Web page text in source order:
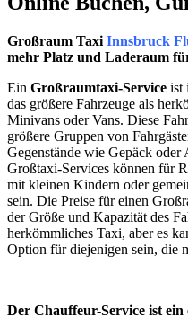
Großraum Taxi Innsbruck
mehr Platz und Laderaum
Ein Großraumtaxi-Service ist
das größere Fahrzeuge als
Minivans oder Vans. Diese
größere Gruppen von
Gegenstände wie Gepäck oder
Großtaxi-Services können für
mit kleinen Kindern oder
sein. Die Preise für einen
der Größe und Kapazität des
herkömmliches Taxi, aber es
Option für diejenigen sein, die
Der Chauffeur-Service ist ein